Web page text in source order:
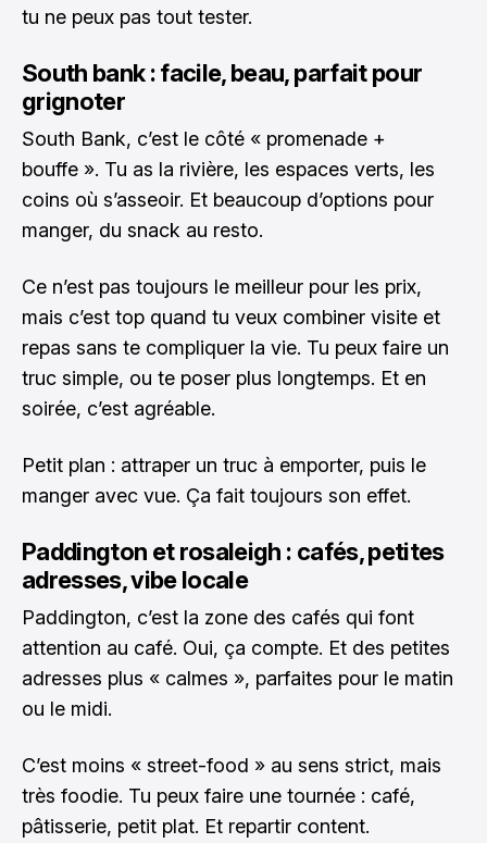
tu ne peux pas tout tester.
South bank : facile, beau, parfait pour
grignoter
South Bank, c’est le côté « promenade +
bouffe ». Tu as la rivière, les espaces verts, les
coins où s’asseoir. Et beaucoup d’options pour
manger, du snack au resto.
Ce n’est pas toujours le meilleur pour les prix,
mais c’est top quand tu veux combiner visite et
repas sans te compliquer la vie. Tu peux faire un
truc simple, ou te poser plus longtemps. Et en
soirée, c’est agréable.
Petit plan : attraper un truc à emporter, puis le
manger avec vue. Ça fait toujours son effet.
Paddington et rosaleigh : cafés, petites
adresses, vibe locale
Paddington, c’est la zone des cafés qui font
attention au café. Oui, ça compte. Et des petites
adresses plus « calmes », parfaites pour le matin
ou le midi.
C’est moins « street-food » au sens strict, mais
très foodie. Tu peux faire une tournée : café,
pâtisserie, petit plat. Et repartir content.